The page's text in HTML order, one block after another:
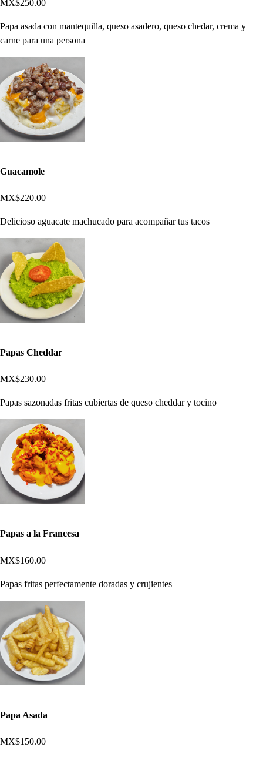
MX$250.00
Papa asada con mantequilla, queso asadero, queso chedar, crema y
carne para una persona
Guacamole
MX$220.00
Delicioso aguacate machucado para acompañar tus tacos
Papas Cheddar
MX$230.00
Papas sazonadas fritas cubiertas de queso cheddar y tocino
Papas a la Francesa
MX$160.00
Papas fritas perfectamente doradas y crujientes
Papa Asada
MX$150.00